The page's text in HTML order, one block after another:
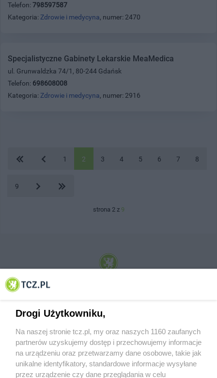
Telefon: 798597587
Kategoria: Zdrowie i medycyna, numer: 2470
Specjalistyczne Gabinety Lekarskie MeaMedica
ul. Grunwaldzka 74/1, 80-244 Gdańsk
Telefon: 698608008
Kategoria: Zdrowie i medycyna, numer: 2916
1 2 3 4 5 6 7 8
9
strona 2 z 9
© 2001-2026 Tczew - TCZ.PL Sp. z o.o. Internetowy Serwis Informacyjny Miasta
Drogi Użytkowniku,
Na naszej stronie tcz.pl, my oraz naszych 1160 zaufanych
partnerów uzyskujemy dostęp i przechowujemy informacje
na urządzeniu oraz przetwarzamy dane osobowe, takie jak
unikalne identyfikatory, standardowe informacje wysyłane
przez urządzenie czy dane przeglądania w celu